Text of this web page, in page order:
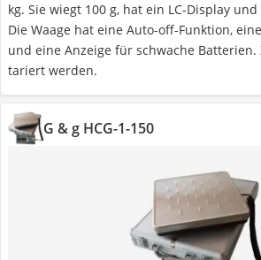
kg. Sie wiegt 100 g, hat ein LC-Display
Die Waage hat eine Auto-off-Funktion,
und eine Anzeige für schwache
tariert werden.
G & g HCG-1-150